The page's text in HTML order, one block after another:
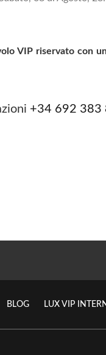
VIP riservato con
+34 692 383
BLOG LUX VIP